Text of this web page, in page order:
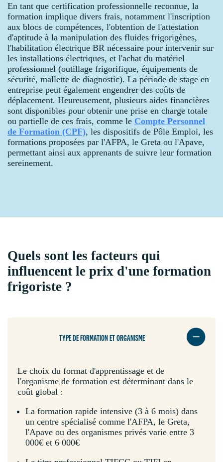
En tant que certification professionnelle reconnue, la
formation implique divers frais, notamment l'inscription
aux blocs de compétences, l'obtention de l'attestation
d'aptitude à la manipulation des fluides frigorigènes,
l'habilitation électrique BR nécessaire pour intervenir sur
les installations électriques, et l'achat du matériel
professionnel (outillage frigorifique, équipements de
sécurité, mallette de diagnostic). La période de stage en
entreprise peut également engendrer des coûts de
déplacement. Heureusement, plusieurs aides financières
sont disponibles pour obtenir une prise en charge totale
ou partielle de ces frais, comme le Compte Personnel
de Formation (CPF), les dispositifs de Pôle Emploi, les
formations proposées par l'AFPA, le Greta ou l'Apave,
permettant ainsi aux apprenants de suivre leur formation
sereinement.
Quels sont les facteurs qui
influencent le prix d'une formation
frigoriste ?
TYPE DE FORMATION ET ORGANISME
Le choix du format d'apprentissage et de
l'organisme de formation est déterminant dans le
coût global :
La formation rapide intensive (3 à 6 mois) dans
un centre spécialisé comme l'AFPA, le Greta,
l'Apave ou des organismes privés varie entre 3
000€ et 6 000€